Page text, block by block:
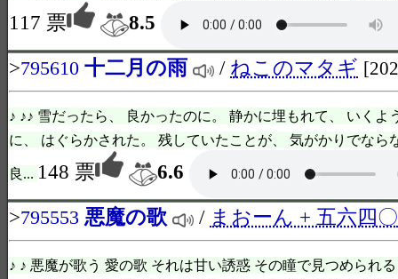
117 票
8.5
>795610 十二月の雨 / ねこのマタギ
♪ ♪♪ 雪だったら、 良かったのに。 静かに埋もれて、 いくよ
に、 はぐらかされた。 残していたことが、 気がかりでなら
良... 148 票
6.6
>795553 悪魔の歌 / まおーん + 五六四〇
♪ ♪ 悪魔が歌う 愛の歌 それは甘い誘惑 その瞳で見つめられ